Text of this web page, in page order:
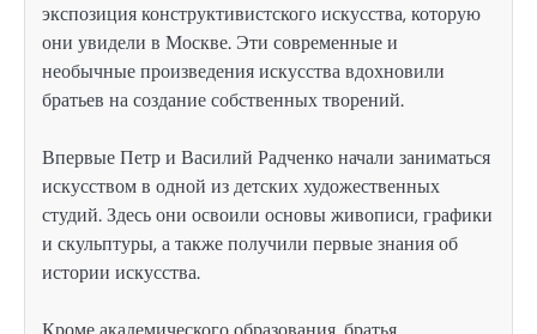
экспозиция конструктивистского искусства, которую
они увидели в Москве. Эти современные и
необычные произведения искусства вдохновили
братьев на создание собственных творений.
Впервые Петр и Василий Радченко начали заниматься
искусством в одной из детских художественных
студий. Здесь они освоили основы живописи, графики
и скульптуры, а также получили первые знания об
истории искусства.